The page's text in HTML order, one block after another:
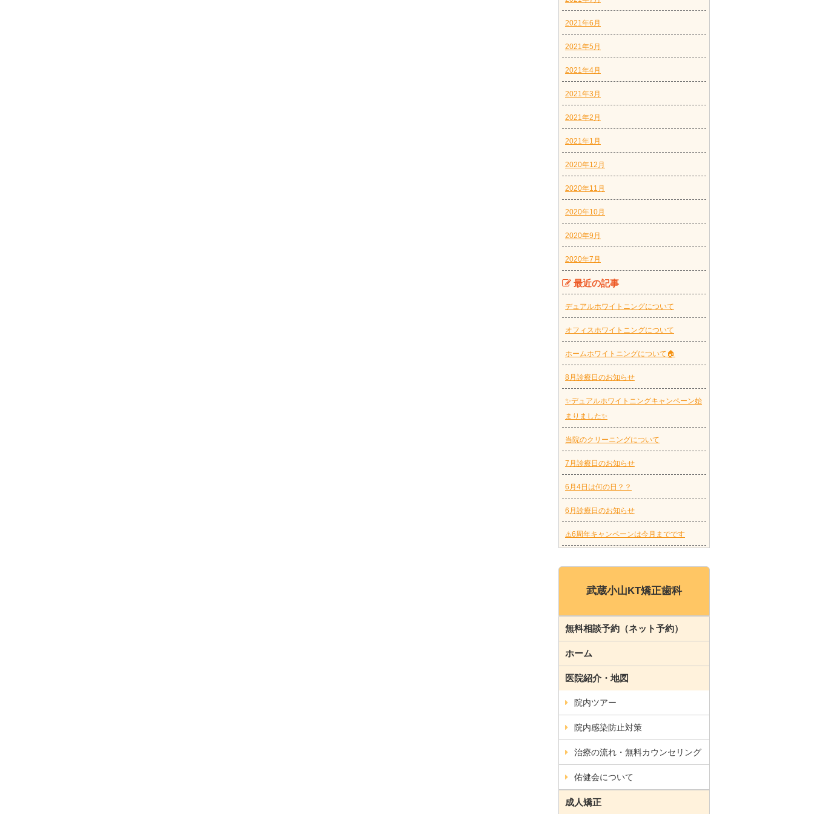
2021年6月
2021年5月
2021年4月
2021年3月
2021年2月
2021年1月
2020年12月
2020年11月
2020年10月
2020年9月
2020年7月
最近の記事
デュアルホワイトニングについて
オフィスホワイトニングについて
ホームホワイトニングについて🏠
8月診療日のお知らせ
✨デュアルホワイトニングキャンペーン始
まりました✨
当院のクリーニングについて
7月診療日のお知らせ
6月4日は何の日？？
6月診療日のお知らせ
⚠️6周年キャンペーンは今月までです
武蔵小山KT矯正歯科
無料相談予約（ネット予約）
ホーム
医院紹介・地図
院内ツアー
院内感染防止対策
治療の流れ・無料カウンセリング
佑健会について
成人矯正